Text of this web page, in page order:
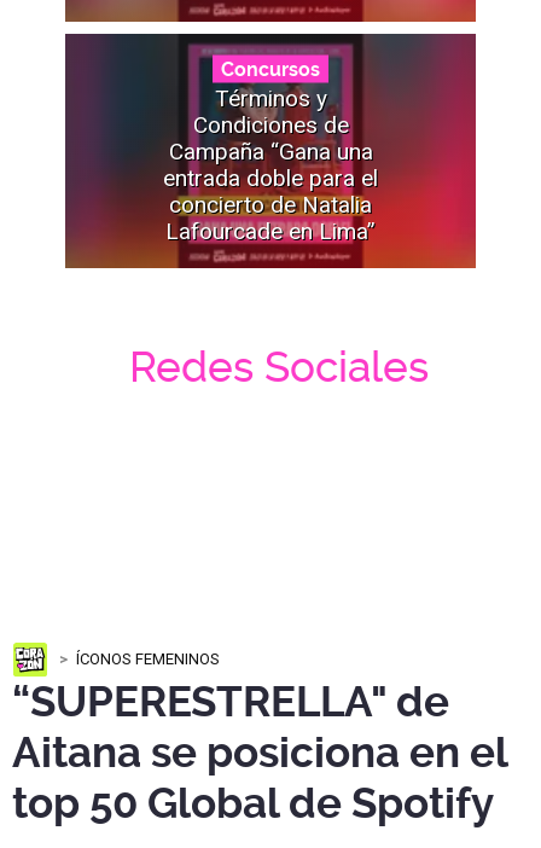
Concursos
Términos y
Condiciones de
Campaña “Gana una
entrada doble para el
concierto de Natalia
Lafourcade en Lima”
Redes Sociales
ÍCONOS FEMENINOS
“SUPERESTRELLA" de
Aitana se posiciona en el
top 50 Global de Spotify